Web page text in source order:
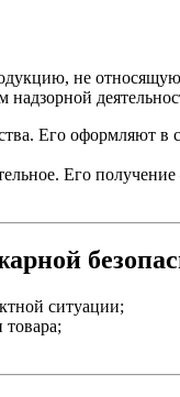
не
надзорной
Его оформляют
Его
ситуации;